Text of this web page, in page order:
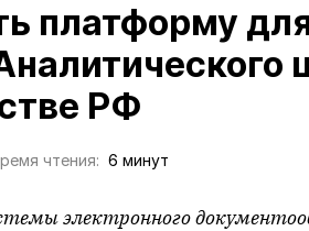
платформу
РФ
чтения: 6 минут
электронного